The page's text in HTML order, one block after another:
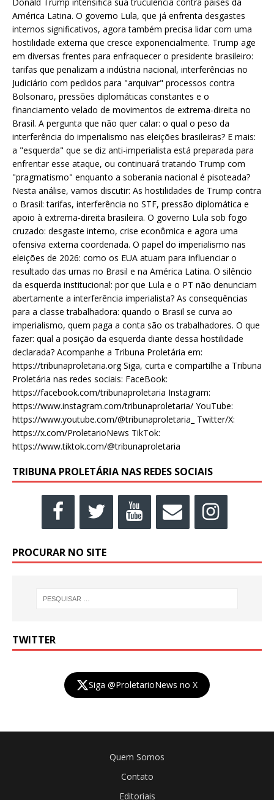
América Latina. O governo Lula, que já enfrenta desgastes
internos significativos, agora também precisa lidar com uma
hostilidade externa que cresce exponencialmente. Trump age
em diversas frentes para enfraquecer o presidente brasileiro:
tarifas que penalizam a indústria nacional, interferências no
Judiciário com pedidos para "arquivar" processos contra
Bolsonaro, pressões diplomáticas constantes e o
financiamento velado de movimentos de extrema-direita no
Brasil. A pergunta que não quer calar: o qual o peso da
interferência do imperialismo nas eleições brasileiras? E mais:
a "esquerda" que se diz anti-imperialista está preparada para
enfrentar esse ataque, ou continuará tratando Trump com
"pragmatismo" enquanto a soberania nacional é pisoteada?
Nesta análise, vamos discutir: As hostilidades de Trump contra
o Brasil: tarifas, interferência no STF, pressão diplomática e
apoio à extrema-direita brasileira. O governo Lula sob fogo
cruzado: desgaste interno, crise econômica e agora uma
ofensiva externa coordenada. O papel do imperialismo nas
eleições de 2026: como os EUA atuam para influenciar o
resultado das urnas no Brasil e na América Latina. O silêncio
da esquerda institucional: por que Lula e o PT não denunciam
abertamente a interferência imperialista? As consequências
para a classe trabalhadora: quando o Brasil se curva ao
imperialismo, quem paga a conta são os trabalhadores. O que
fazer: qual a posição da esquerda diante dessa hostilidade
declarada? Acompanhe a Tribuna Proletária em:
https://tribunaproletaria.org Siga, curta e compartilhe a Tribuna
Proletária nas redes sociais: FaceBook:
https://facebook.com/tribunaproletaria Instagram:
https://www.instagram.com/tribunaproletaria/ YouTube:
https://www.youtube.com/@tribunaproletaria_ Twitter/X:
https://x.com/ProletarioNews TikTok:
https://www.tiktok.com/@tribunaproletaria
TRIBUNA PROLETÁRIA NAS REDES SOCIAIS
PROCURAR NO SITE
TWITTER
Siga @ProletarioNews no X
Quem Somos
Contato
Editoriais